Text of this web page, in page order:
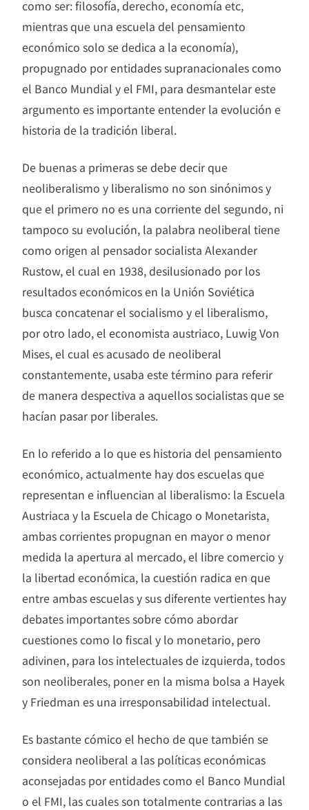
como ser: filosofía, derecho, economía etc,
mientras que una escuela del pensamiento
económico solo se dedica a la economía),
propugnado por entidades supranacionales como
el Banco Mundial y el FMI, para desmantelar este
argumento es importante entender la evolución e
historia de la tradición liberal.
De buenas a primeras se debe decir que
neoliberalismo y liberalismo no son sinónimos y
que el primero no es una corriente del segundo, ni
tampoco su evolución, la palabra neoliberal tiene
como origen al pensador socialista Alexander
Rustow, el cual en 1938, desilusionado por los
resultados económicos en la Unión Soviética
busca concatenar el socialismo y el liberalismo,
por otro lado, el economista austriaco, Luwig Von
Mises, el cual es acusado de neoliberal
constantemente, usaba este término para referir
de manera despectiva a aquellos socialistas que se
hacían pasar por liberales.
En lo referido a lo que es historia del pensamiento
económico, actualmente hay dos escuelas que
representan e influencian al liberalismo: la Escuela
Austriaca y la Escuela de Chicago o Monetarista,
ambas corrientes propugnan en mayor o menor
medida la apertura al mercado, el libre comercio y
la libertad económica, la cuestión radica en que
entre ambas escuelas y sus diferente vertientes hay
debates importantes sobre cómo abordar
cuestiones como lo fiscal y lo monetario, pero
adivinen, para los intelectuales de izquierda, todos
son neoliberales, poner en la misma bolsa a Hayek
y Friedman es una irresponsabilidad intelectual.
Es bastante cómico el hecho de que también se
considera neoliberal a las políticas económicas
aconsejadas por entidades como el Banco Mundial
o el FMI, las cuales son totalmente contrarias a las